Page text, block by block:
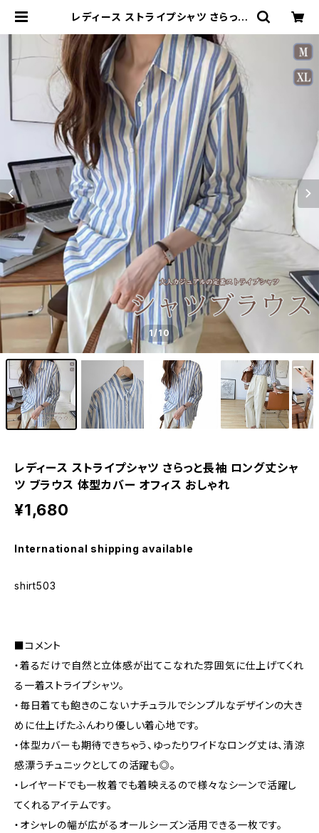
レディース ストライプシャツ さらっと
バー オフィス おしゃれ | Kinshuu
1/10
レディース ストライプシャツ さらっと長袖 ロング丈シャ
ツ ブラウス 体型カバー オフィス おしゃれ
¥1,680
International shipping available
shirt503
■コメント
・着るだけで自然と立体感が出てこなれた雰囲気に仕上げてくれ
る一着ストライプシャツ。
・毎日着ても飽きのこないナチュラルでシンプルなデザインの大き
めに仕上げたふんわり優しい着心地です。
・体型カバーも期待できちゃう、ゆったりワイドなロング丈は、清涼
感漂うチュニックとしての活躍も◎。
・レイヤードでも一枚着でも着映えるので様々なシーンで活躍し
てくれるアイテムです。
・オシャレの幅が広がるオールシーズン活用できる一枚です。